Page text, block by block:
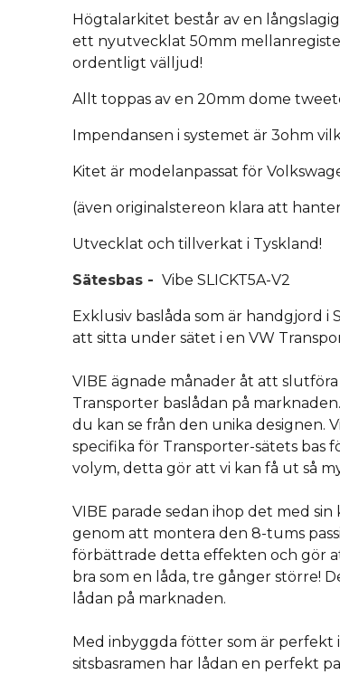
Högtalarkitet består av en
ett nyutvecklat 50mm
ordentligt välljud!
Allt toppas av en 20mm dome
Impendansen i systemet är 3ohm
Kitet är modelanpassat för
(även originalstereon klara att
Utvecklat och tillverkat i Tyskland!
Sätesbas - Vibe SLICKT5A-V2
Exklusiv baslåda som är handgjord
att sitta under sätet i en VW
VIBE ägnade månader åt att
Transporter baslådan på
du kan se från den unika designen.
specifika för Transporter-sätets bas
volym, detta gör att vi kan få ut så
VIBE parade sedan ihop det med sin
genom att montera den 8-tums
förbättrade detta effekten och gör
bra som en låda, tre gånger större!
lådan på marknaden.
Med inbyggda fötter som är perfekt
sitsbasramen har lådan en perfekt